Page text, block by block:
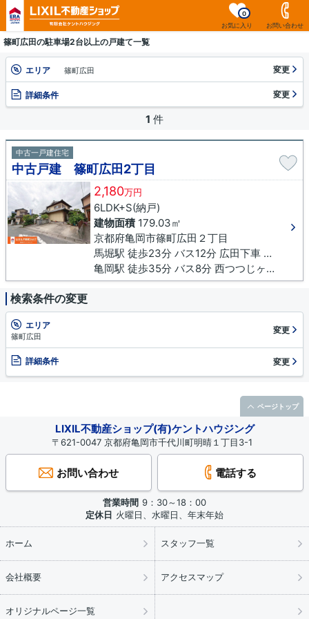
お気に入り
0
お問い合わせ
篠町広田の駐車場2台以上の戸建て一覧
エリア 篠町広田 変更
詳細条件 変更
1 件
中古一戸建住宅
中古戸建 篠町広田2丁目
2,180万円
6LDK+S(納戸)
建物面積179.03㎡
京都府亀岡市篠町広田２丁目
馬堀駅 徒歩23分 バス12分 広田下車 徒歩3分
亀岡駅 徒歩35分 バス8分 西つつじヶ丘下車 徒歩8分
検索条件の変更
エリア
篠町広田
変更
詳細条件 変更
LIXIL不動産ショップ(有)ケントハウジング
〒621-0047 京都府亀岡市千代川町明晴１丁目3-1
お問い合わせ 電話する
営業時間 9：30～18：00
定休日 火曜日、水曜日、年末年始
ホーム スタッフ一覧
会社概要 アクセスマップ
オリジナルページ一覧
ページトップ